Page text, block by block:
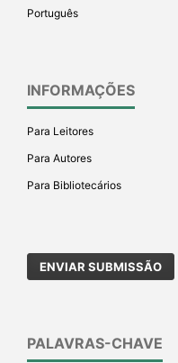
Português
INFORMAÇÕES
Para Leitores
Para Autores
Para Bibliotecários
ENVIAR SUBMISSÃO
PALAVRAS-CHAVE